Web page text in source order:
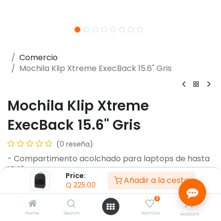
Price:
Q 225.00 Añadir a la cesta
Home Search
0
Wishlist Account
Comercio
Mochila Klip Xtreme ExecBack 15.6" Gris
Mochila Klip Xtreme
ExecBack 15.6" Gris
(0 reseña)
- Compartimento acolchado para laptops de hasta
15.6"
- Dos amplios compartimentos principales con
cierre
​- Bolsillo frontal con cremallera de acceso rápido
​- Dos bolsillos laterales para botellas de agua